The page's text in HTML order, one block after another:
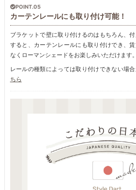
POINT.05
カーテンレールにも取り付け可能！
ブラケットで壁に取り付けるのはもちろん、
すると、カーテンレールにも取り付けでき、
なくローマンシェードをお楽しみいただけます。
レールの種類によっては取り付けできない場合
ちら